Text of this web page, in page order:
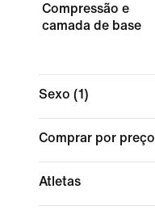
Compressão e
camada de base
Sexo (1)
Comprar por preço
Atletas